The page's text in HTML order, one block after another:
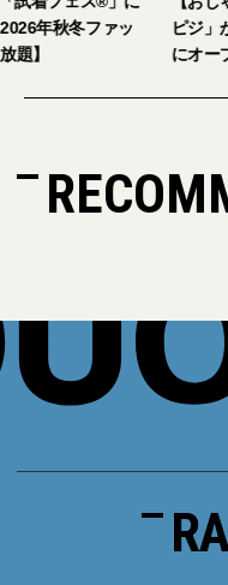
年秋冬ファッ
題】
ピジ」
にオー